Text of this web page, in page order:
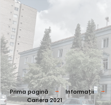
Prima pagină Informații
Cariera 2021